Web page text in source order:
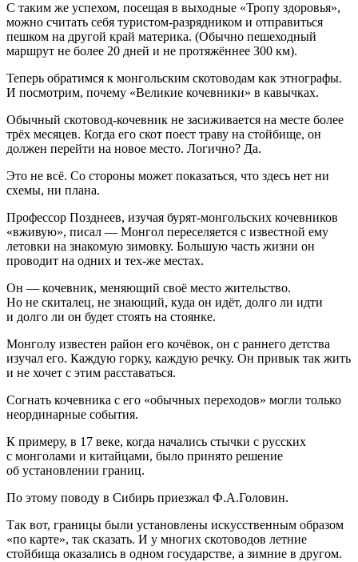
С таким же успехом, посещая в выходные «Тропу здоровья»,
можно считать себя туристом-разрядником и отправиться
пешком на другой край материка. (Обычно пешеходный
маршрут не более 20 дней и не протяжённее 300 км).
Теперь обратимся к монгольским скотоводам как этнографы.
И посмотрим, почему «Великие кочевники» в кавычках.
Обычный скотовод-кочевник не засиживается на месте более
трёх месяцев. Когда его скот поест траву на стойбище, он
должен перейти на новое место. Логично? Да.
Это не всё. Со стороны может показаться, что здесь нет ни
схемы, ни плана.
Профессор Позднеев, изучая бурят-монгольских кочевников
«вживую», писал — Монгол переселяется с известной ему
летовки на знакомую зимовку. Большую часть жизни он
проводит на одних и тех-же местах.
Он — кочевник, меняющий своё место жительство.
Но не скиталец, не знающий, куда он идёт, долго ли идти
и долго ли он будет стоять на стоянке.
Монголу известен район его кочёвок, он с раннего детства
изучал его. Каждую горку, каждую речку. Он привык так жить
и не хочет с этим расставаться.
Согнать кочевника с его «обычных переходов» могли только
неординарные события.
К примеру, в 17 веке, когда начались стычки с русских
с монголами и китайцами, было принято решение
об установлении границ.
По этому поводу в Сибирь приезжал Ф.А.Головин.
Так вот, границы были установлены искусственным образом
«по карте», так сказать. И у многих скотоводов летние
стойбища оказались в одном государстве, а зимние в другом.